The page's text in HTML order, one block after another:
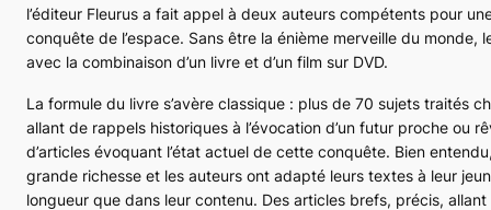
l’éditeur Fleurus a fait appel à deux auteurs compétents pour
conquête de l’espace. Sans être la énième merveille du monde,
avec la combinaison d’un livre et d’un film sur DVD.
La formule du livre s’avère classique : plus de 70 sujets traités
allant de rappels historiques à l’évocation d’un futur proche ou
d’articles évoquant l’état actuel de cette conquête. Bien
grande richesse et les auteurs ont adapté leurs textes à leur
longueur que dans leur contenu. Des articles brefs, précis, allant